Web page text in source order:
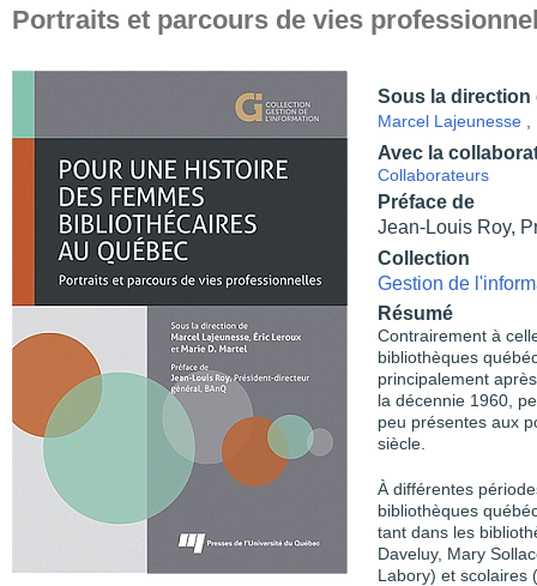
Portraits et parcours de vies
Sous la direction
Marcel Lajeunesse
Avec la
Collaborateurs
Préface de
Jean-Louis Roy,
Collection
Gestion de
Résumé
Contrairement à
bibliothèques
principalement
la décennie 1960,
peu présentes aux
siècle.
À différentes
bibliothèques
tant dans les
Daveluy, Mary
Labory) et scolaires